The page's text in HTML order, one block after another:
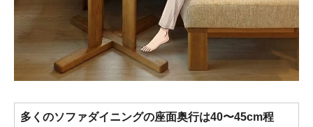
多くのソファダイニングの座面奥行は40〜45cm程